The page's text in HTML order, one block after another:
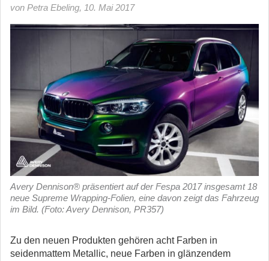
von Petra Ebeling, 10. Mai 2017
Avery Dennison® präsentiert auf der Fespa 2017 insgesamt 18
neue Supreme Wrapping-Folien, eine davon zeigt das Fahrzeug
im Bild. (Foto: Avery Dennison, PR357)
Zu den neuen Produkten gehören acht Farben in
seidenmattem Metallic, neue Farben in glänzendem